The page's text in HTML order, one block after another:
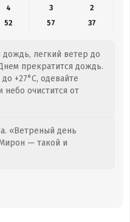
4 3
2
52 57 37
легкий ветер до
прекратится дождь.
+27°C, одевайте
очистится от
«Ветреный день
— такой и